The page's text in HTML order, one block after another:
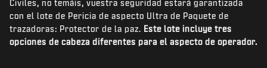
NOTICIAS
TIENDA
Civiles, no temáis, vuestra seguridad estará garantizada
con el lote de Pericia de aspecto Ultra de Paquete de
trazadoras: Protector de la paz. Este lote incluye tres
opciones de cabeza diferentes para el aspecto de operador.